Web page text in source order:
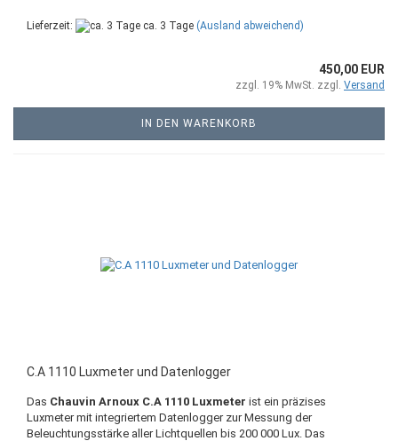
Lieferzeit: ca. 3 Tage (Ausland abweichend)
450,00 EUR
zzgl. 19% MwSt. zzgl. Versand
IN DEN WARENKORB
C.A 1110 Luxmeter und Datenlogger
Das Chauvin Arnoux C.A 1110 Luxmeter ist ein präzises
Luxmeter mit integriertem Datenlogger zur Messung der
Beleuchtungsstärke aller Lichtquellen bis 200 000 Lux. Das